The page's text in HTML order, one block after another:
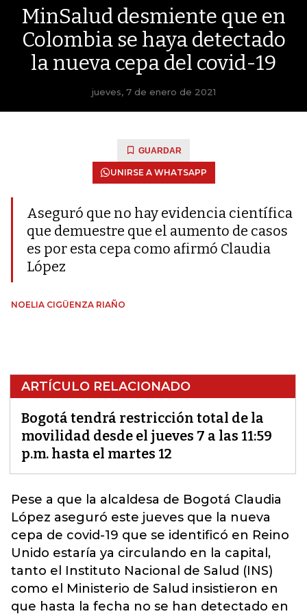
MinSalud desmiente que en
Colombia se haya detectado
la nueva cepa del covid-19
jueves, 7 de enero de 2021
GUARDAR
UNIRSE A WHATSAPP
Aseguró que no hay evidencia científica
que demuestre que el aumento de casos
es por esta cepa como afirmó Claudia
López
NOELIA CIGÜENZA RIAÑO
ARTÍCULO RELACIONADO
Bogotá tendrá restricción total de la
movilidad desde el jueves 7 a las 11:59
p.m. hasta el martes 12
Pese a que la alcaldesa de Bogotá Claudia
López aseguró este jueves que la nueva
cepa de covid-19 que se identificó en Reino
Unido estaría ya circulando en la capital,
tanto el Instituto Nacional de Salud (INS)
como el Ministerio de Salud insistieron en
que hasta la fecha no se han detectado en